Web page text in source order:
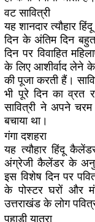
वट सावित्री
यह शानदार त्यौहार
दिन के अंतिम दिन
दिन पर विवाहित
के लिए आशीर्वाद लेने
की पूजा करती हैं।
भी पूरे दिन का
सावित्री ने अपने
बचाया था।
गंगा दशहरा
यह त्यौहार हिंदू
अंग्रेजी कैलेंडर के
इस विशेष दिन पर
के पोस्टर घरों और
उत्तराखंड के लोग
पहाड़ी यात्रा